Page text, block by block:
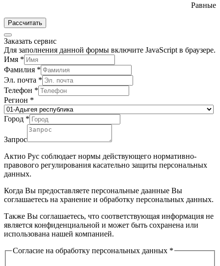
Равные
Рассчитать
Заказать сервис
Для заполнения данной формы включите JavaScript в браузере.
Имя *
Фамилия *
Эл. почта *
Телефон *
Регион *
Город *
Запрос
Актио Рус соблюдает нормы действующего нормативно-
правового регулирования касательно защиты персональных
данных.
Когда Вы предоставляете персональные даанные Вы
соглашаетесь на хранение и обработку персональных данных.
Также Вы соглашаетесь, что соответствующая информация не
является конфиденциальной и может быть сохранена или
использована нашей компанией.
Согласие на обработку персональных данных *